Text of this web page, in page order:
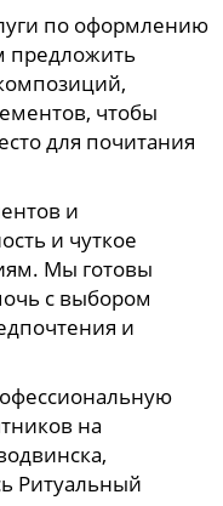
по оформлению
предложить
чтобы
для почитания
и
и чуткое
Мы готовы
с выбором
и
на
Ритуальный